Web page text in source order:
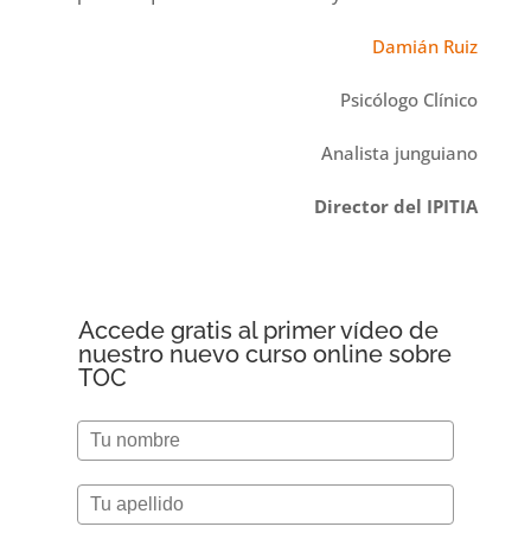
Damián Ruiz
Psicólogo Clínico
Analista junguiano
Director del IPITIA
Accede gratis al primer vídeo de
nuestro nuevo curso online sobre
TOC